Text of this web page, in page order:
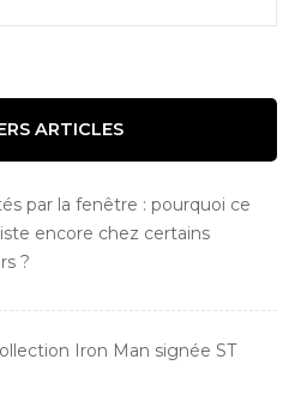
ARTICLES
par la fenêtre : pourquoi ce
encore chez certains
?
Iron Man signée ST